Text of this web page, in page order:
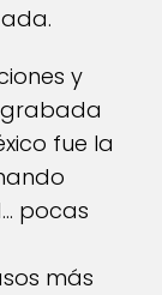
y
fue la
pocas
más